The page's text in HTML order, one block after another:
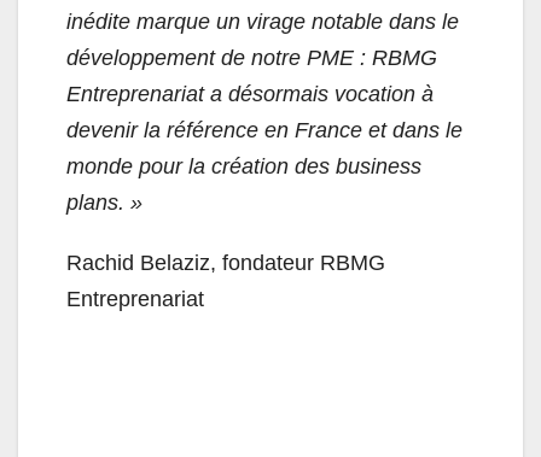
inédite marque un virage notable dans le
développement de notre PME : RBMG
Entreprenariat a désormais vocation à
devenir la référence en France et dans le
monde pour la création des business
plans. »
Rachid Belaziz, fondateur RBMG
Entreprenariat